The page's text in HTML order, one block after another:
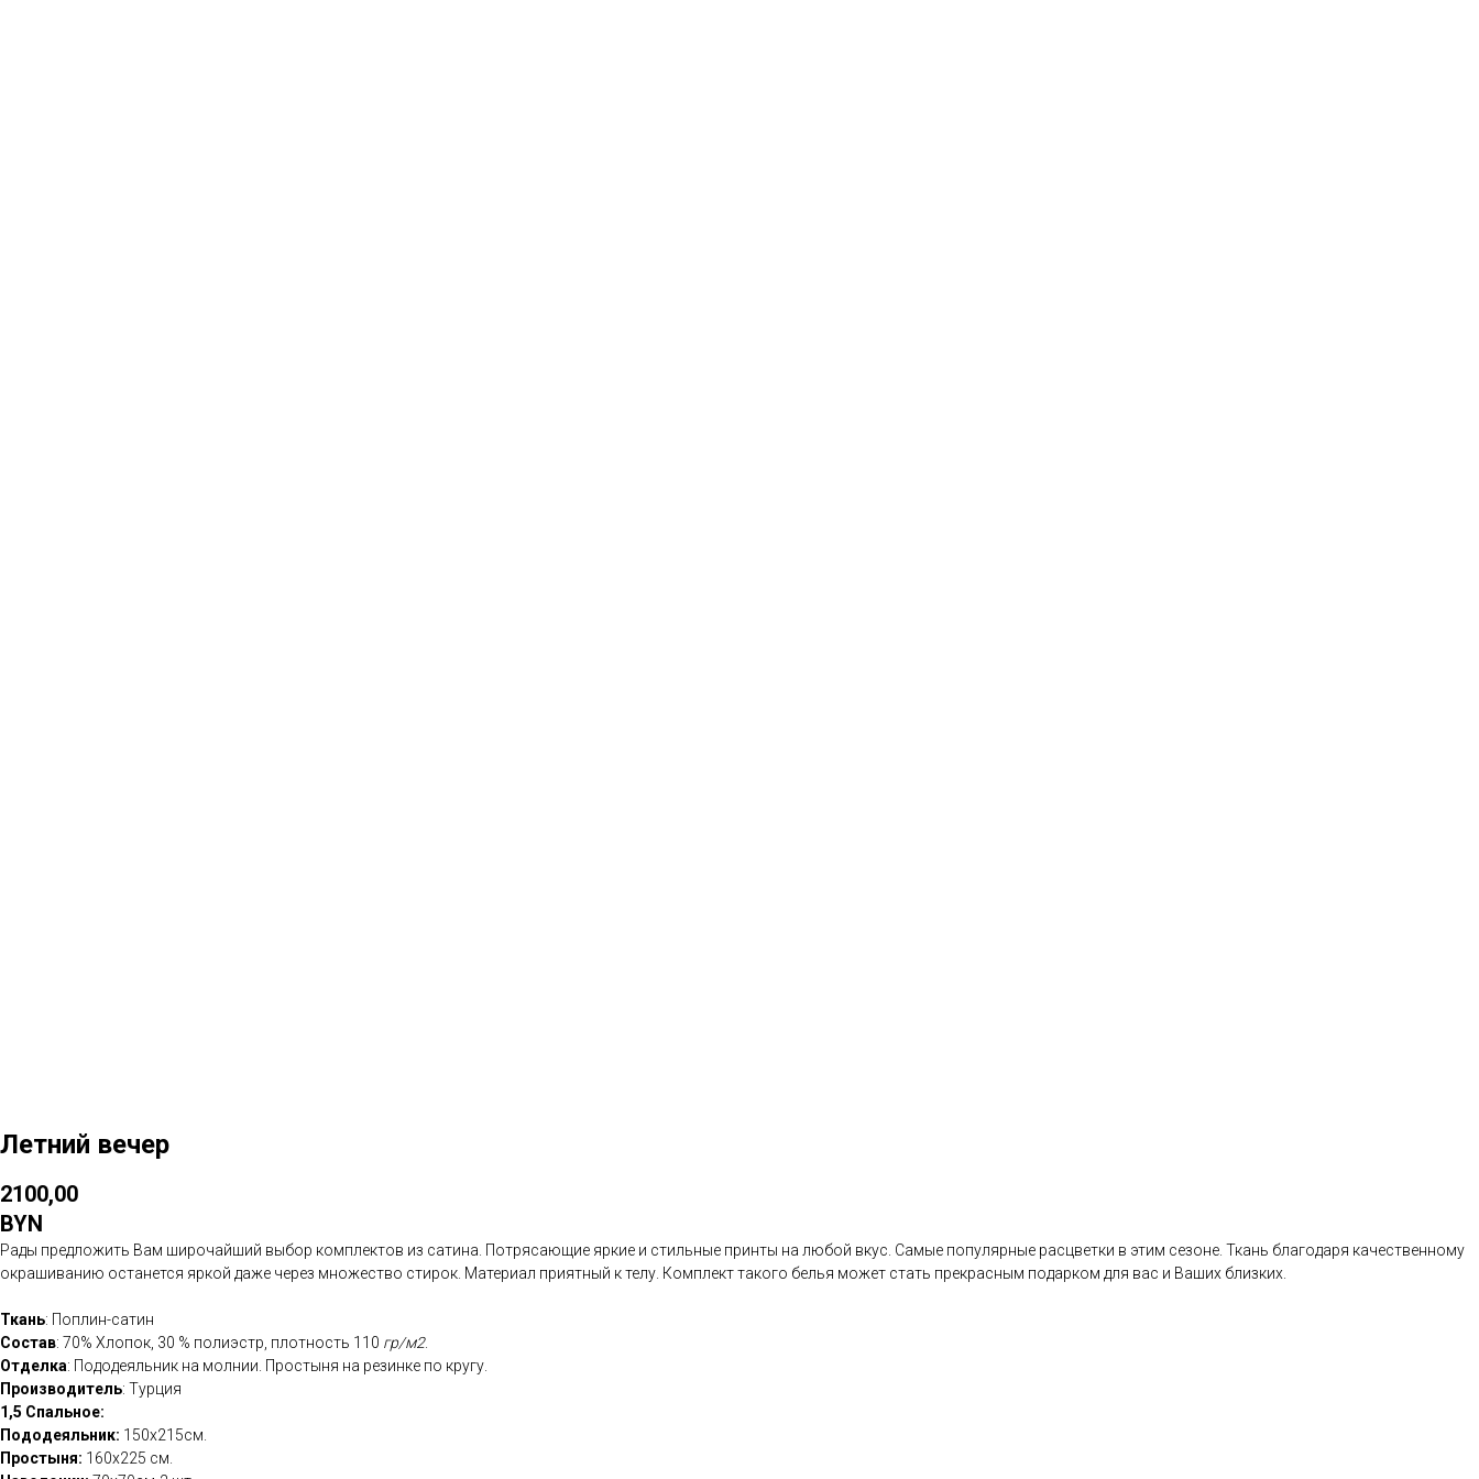
Летний вечер
2100,00
BYN
Рады предложить Вам широчайший выбор комплектов из сатина. Потрясающие яркие и стильные принты на любой вкус. Самые популярные расцветки в этим сезоне. Ткань благодаря качественному
окрашиванию останется яркой даже через множество стирок. Материал приятный к телу. Комплект такого белья может стать прекрасным подарком для вас и Ваших близких.
Ткань: Поплин-сатин
Состав: 70% Хлопок, 30 % полиэстр, плотность 110 гр/м2.
Отделка: Пододеяльник на молнии. Простыня на резинке по кругу.
Производитель: Турция
1,5 Спальное:
Пододеяльник: 150х215см.
Простыня: 160х225 см.